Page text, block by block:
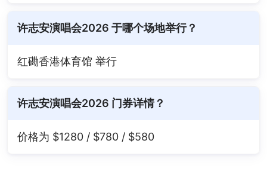
许志安演唱会2026 于哪个场地举行？
红磡香港体育馆 举行
许志安演唱会2026 门券详情？
价格为 $1280 / $780 / $580